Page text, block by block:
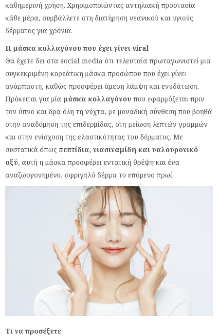
καθημερινή χρήση. Χρησιμοποιώντας αντηλιακή προστασία
κάθε μέρα, συμβάλλετε στη διατήρηση νεανικού και υγιούς
δέρματος για χρόνια.
Η μάσκα κολλαγόνου που έχει γίνει viral
Θα έχετε δει στα social media ότι τελευταία πρωταγωνιστεί μια
συγκεκριμένη κορεάτικη μάσκα προσώπου που έχει γίνει
ανάρπαστη, καθώς προσφέρει άμεση λάμψη και ενυδάτωση.
Πρόκειται για μία μάσκα κολλαγόνου που εφαρμόζεται πριν
τον ύπνο και δρα όλη τη νύχτα, με μοναδική σύνθεση που βοηθά
στην αναδόμηση της επιδερμίδας, στη μείωση λεπτών γραμμών
και στην ενίσχυση της ελαστικότητας του δέρματος. Με
συστατικά όπωςπεπτίδια, νιασιναμίδη και υαλουρονικό
οξύ, αυτή η μάσκα προσφέρει εντατική θρέψη και ένα
αναζωογονημένο, σφριγηλό δέρμα το επόμενο πρωί.
Τι να προσέξετε